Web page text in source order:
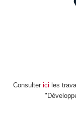
Consulter ici les